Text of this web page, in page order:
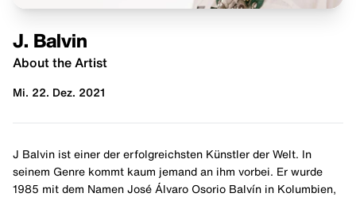
J. Balvin
About the Artist
Mi. 22. Dez. 2021
J Balvin ist einer der erfolgreichsten Künstler der Welt. In
seinem Genre kommt kaum jemand an ihm vorbei. Er wurde
1985 mit dem Namen José Álvaro Osorio Balvín in Kolumbien,